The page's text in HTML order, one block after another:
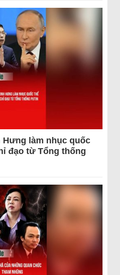
làm nhục quốc
đạo từ Tổng thống